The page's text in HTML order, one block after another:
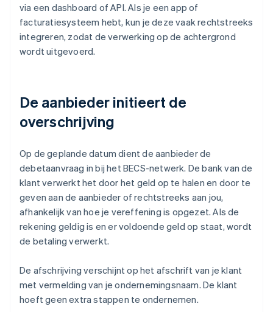
via een dashboard of API. Als je een app of
facturatiesysteem hebt, kun je deze vaak rechtstreeks
integreren, zodat de verwerking op de achtergrond
wordt uitgevoerd.
De aanbieder initieert de
overschrijving
Op de geplande datum dient de aanbieder de
debetaanvraag in bij het BECS-netwerk. De bank van de
klant verwerkt het door het geld op te halen en door te
geven aan de aanbieder of rechtstreeks aan jou,
afhankelijk van hoe je vereffening is opgezet. Als de
rekening geldig is en er voldoende geld op staat, wordt
de betaling verwerkt.
De afschrijving verschijnt op het afschrift van je klant
met vermelding van je ondernemingsnaam. De klant
hoeft geen extra stappen te ondernemen.